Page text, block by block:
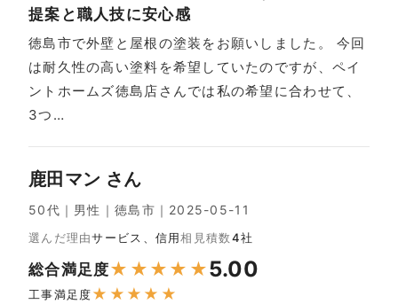
提案と職人技に安心感
徳島市で外壁と屋根の塗装をお願いしました。 今回
は耐久性の高い塗料を希望していたのですが、ペイ
ントホームズ徳島店さんでは私の希望に合わせて、
3つ…
鹿田マン さん
50代｜男性｜徳島市｜2025-05-11
選んだ理由サービス、信用相見積数4社
総合満足度★ ★ ★ ★ ★5.00
工事満足度★ ★ ★ ★ ★